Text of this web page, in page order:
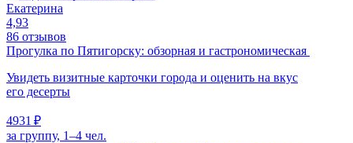
Екатерина
4,93
86 отзывов
Прогулка по Пятигорску: обзорная и гастрономическая
Увидеть визитные карточки города и оценить на вкус
его десерты
4931 ₽
за группу, 1–4 чел.